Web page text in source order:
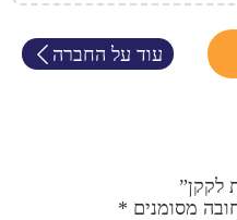
עוד על החברה
לקקן”
מסומנים *